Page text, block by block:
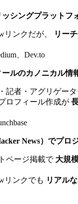
シングプラットフ
リンクだが、
リー
、Dev.to
ルのカノニカル情
記者・アグリゲー
ロフィール作成が
News）でプロ
ページ掲載で 大規
リンクでも リアル